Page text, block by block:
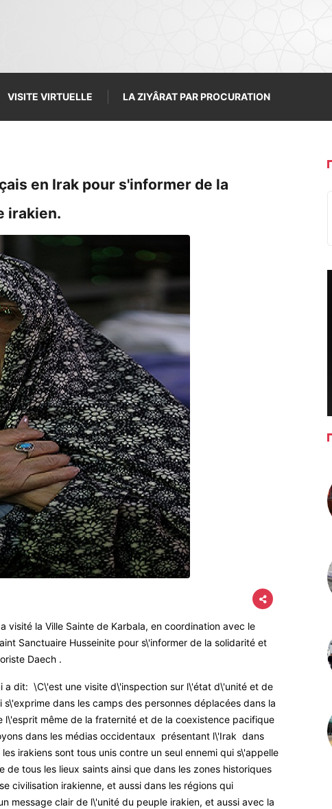
VISITE VIRTUELLE LA ZIYÂRAT PAR PROCURATION
en Irak pour s'informer de la
irakien.
visité la Ville Sainte de Karbala, en coordination avec le
Sanctuaire Husseinite pour s\'informer de la solidarité et
Daech .
a dit: \C\'est une visite d\'inspection sur l\'état d\'unité et de
dans les camps des personnes déplacées dans la
l\'esprit même de la fraternité et de la coexistence pacifique
dans les médias occidentaux présentant l\'Irak dans
irakiens sont tous unis contre un seul ennemi qui s\'appelle
tous les lieux saints ainsi que dans les zones historiques
civilisation irakienne, et aussi dans les régions qui
message clair de l\'unité du peuple irakien, et aussi avec la